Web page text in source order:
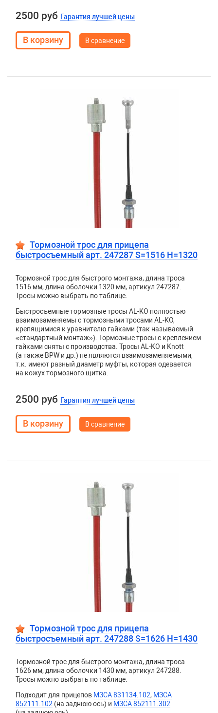
2500 руб Гарантия лучшей цены
В сравнение
Тормозной трос для прицепа
быстросъемный арт. 247287 S=1516 H=1320
Тормозной трос для быстрого монтажа, длина троса
1516 мм, длина оболочки 1320 мм, артикул 247287.
Тросы можно выбрать по таблице.
Быстросъемные тормозные тросы AL-KO полностью
взаимозаменяемы с тормозными тросами AL-KO,
крепящимися к уравнителю гайками (так называемый
«стандартный монтаж»). Тормозные тросы с креплением
гайками сняты с производства. Тросы AL -KO и Knott
(а также BPWи др.) не являются взаимозаменяемыми,
т.к. имеют разный диаметр муфты, которая одевается
на кожух тормозного щитка.
2500 руб Гарантия лучшей цены
В сравнение
Тормозной трос для прицепа
быстросъемный арт. 247288 S=1626 H=1430
Тормозной трос для быстрого монтажа, длина троса
1626 мм, длина оболочки 1430 мм, артикул 247288.
Тросы можно выбрать по таблице.
Подходит для прицепов МЗСА 831134.102, МЗСА
852111.102 (на заднюю ось) и МЗСА 852111.302